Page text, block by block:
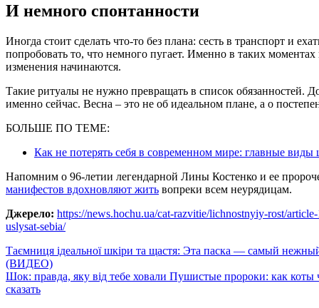
И немного спонтанности
Иногда стоит сделать что-то без плана: сесть в транспорт и
попробовать то, что немного пугает. Именно в таких
изменения начинаются.
Такие ритуалы не нужно превращать в список обязанностей.
именно сейчас. Весна – это не об идеальном плане, а о
БОЛЬШЕ ПО ТЕМЕ:
Как не потерять себя в современном мире: главные
Напомним о 96-летии легендарной Лины Костенко и ее
манифестов вдохновляют жить вопреки всем неурядицам.
Джерело: https://news.hochu.ua/cat-razvitie/lichnostnyiy-rost/
uslysat-sebia/
Навигация
по
записям
Таємниця ідеальної шкіри та щастя: Эта паска — самый
(ВИДЕО)
Шок: правда, яку від тебе ховали Пушистые пророки: как
сказать